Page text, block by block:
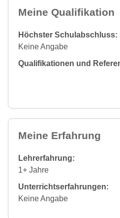
Meine Qualifikation
Höchster Schulabschluss:
Keine Angabe
Qualifikationen und
Meine Erfahrung
Lehrerfahrung:
1+ Jahre
Unterrichtserfahrungen:
Keine Angabe